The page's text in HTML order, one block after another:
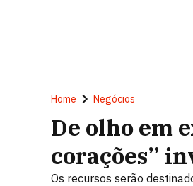
Home Negócios
De olho em
corações”
Os recursos serão